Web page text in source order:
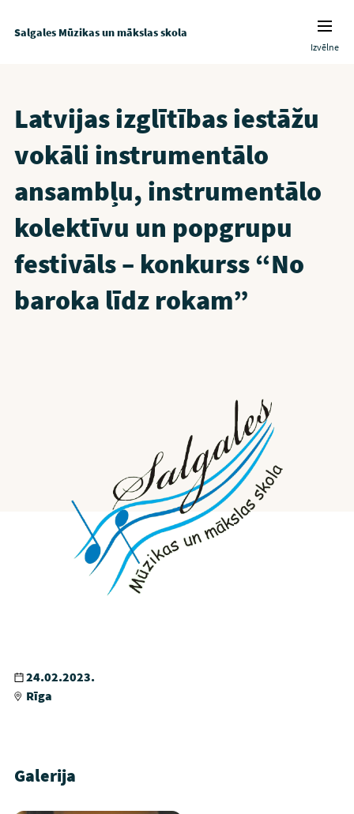
Salgales Mūzikas un mākslas skola
Izvēlne
Latvijas izglītības iestāžu
vokāli instrumentālo
ansambļu, instrumentālo
kolektīvu un popgrupu
festivāls – konkurss “No
baroka līdz rokam”
24.02.2023.
Rīga
Galerija